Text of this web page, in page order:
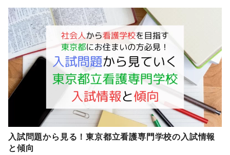
入試問題から見る！東京都立看護専門学校の入試情報
と傾向